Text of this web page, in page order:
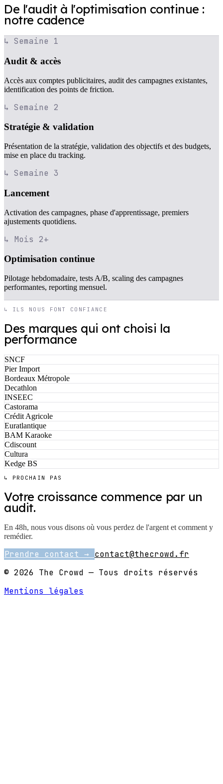
De l'audit à l'optimisation continue :
notre cadence
↳ Semaine 1
Audit & accès
Accès aux comptes publicitaires, audit des campagnes existantes,
identification des points de friction.
↳ Semaine 2
Stratégie & validation
Présentation de la stratégie, validation des objectifs et des budgets,
mise en place du tracking.
↳ Semaine 3
Lancement
Activation des campagnes, phase d'apprentissage, premiers
ajustements quotidiens.
↳ Mois 2+
Optimisation continue
Pilotage hebdomadaire, tests A/B, scaling des campagnes
performantes, reporting mensuel.
↳ ILS NOUS FONT CONFIANCE
Des marques qui ont choisi la
performance
SNCF
Pier Import
Bordeaux Métropole
Decathlon
INSEEC
Castorama
Crédit Agricole
Euratlantique
BAM Karaoke
Cdiscount
Cultura
Kedge BS
↳ PROCHAIN PAS
Votre croissance commence par un
audit.
En 48h, nous vous disons où vous perdez de l'argent et comment y
remédier.
Prendre contact → contact@thecrowd.fr
© 2026 The Crowd — Tous droits réservés
Mentions légales